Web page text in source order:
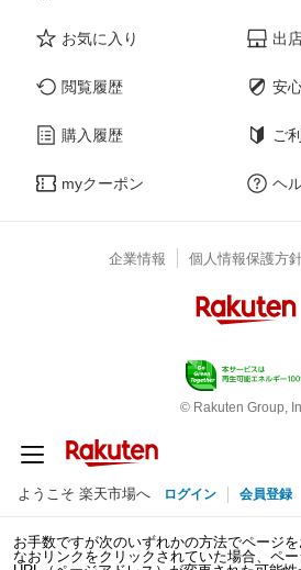
お気に入り
閲覧履歴
購入履歴
myクーポン
出
安
ご
ヘ
企業情報 個人情報保護方
© Rakuten Group,
ようこそ 楽天市場へ ログイン 会員登録
お手数ですが次のいずれかの方法でページを
なおリンクをクリックされていた場合、ペ